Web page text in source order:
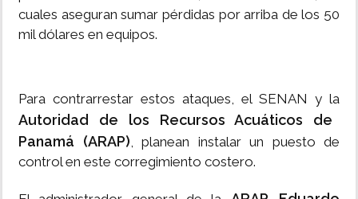
cuales aseguran sumar pérdidas por arriba de los 50
mil dólares en equipos.
Para contrarrestar estos ataques, el SENAN y la
Autoridad de los Recursos Acuáticos de
Panamá (ARAP), planean instalar un puesto de
control en este corregimiento costero.